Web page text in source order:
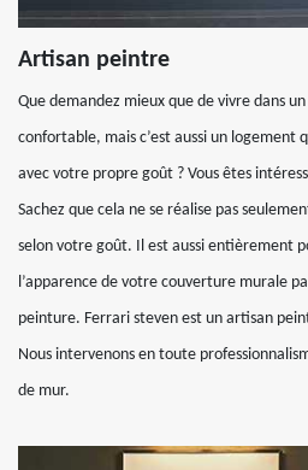
Artisan peintre
Que demandez mieux que de vivre dans
confortable, mais c’est aussi un logement
avec votre propre goût ? Vous êtes
Sachez que cela ne se réalise pas
selon votre goût. Il est aussi entièrement
l’apparence de votre couverture murale
peinture. Ferrari steven est un artisan
Nous intervenons en toute
de mur.